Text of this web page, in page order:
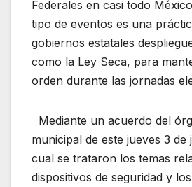
Federales en casi todo
tipo de eventos es una
gobiernos estatales
como la Ley Seca, para
orden durante las jornadas
Mediante un acuerdo del
municipal de este jueves 3
cual se trataron los temas
dispositivos de seguridad y